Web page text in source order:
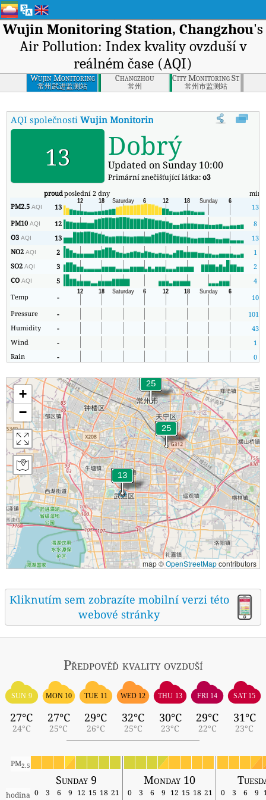
Wujin Monitoring Station, Changzhou's
Air Pollution: Index kvality ovzduší v
reálném čase (AQI)
Wujin Monitoring
Station, Changzhou
常州武进监测站
Changzhou
常州
City Monitoring Station,
常州市监测站
AQI společnostiWujin Monitoring Station, Changzhou:
13 Dobrý
Updated on Sunday 10:00
Primární znečišťující látka:o3
proudposlední 2 dny min
PM2.5AQI 13
13
PM10AQI 12
8
O3AQI 13
13
NO2AQI 2
1
SO2AQI 3
2
COAQI 5
4
Temp
-
10
Pressure
- 1012
Humidity
-
43
Wind
-
1
Rain
- 0
+
−
map ©OpenStreetMapcontributors
Kliknutím sem zobrazíte mobilní verzi této
webové stránky
Předpověď kvality ovzduší
SUN 9
27°C
24°C
MON 10
27°C
25°C
TUE 11
29°C
26°C
WED 12
32°C
25°C
THU 13
30°C
23°C
FRI 14
29°C
22°C
SAT 15
31°C
23°C
PM2.5
Sunday 9 Monday 10
hodina 0 3 6 9 12 15 18 21 0 3 6 9 12 15 18 21 0 3 6 9